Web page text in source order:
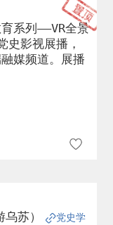
系列——VR全景
史影视展播，
媒频道。展播
苏）
党史学